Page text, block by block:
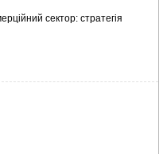
сектор: стратегія